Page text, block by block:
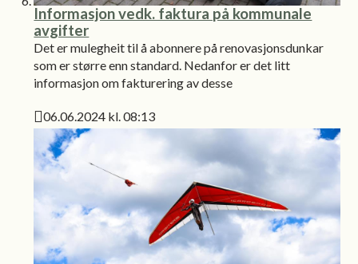
Informasjon vedk. faktura på kommunale
avgifter
Det er mulegheit til å abonnere på renovasjonsdunkar
som er større enn standard. Nedanfor er det litt
informasjon om fakturering av desse
Publisert
06.06.2024 kl. 08:13